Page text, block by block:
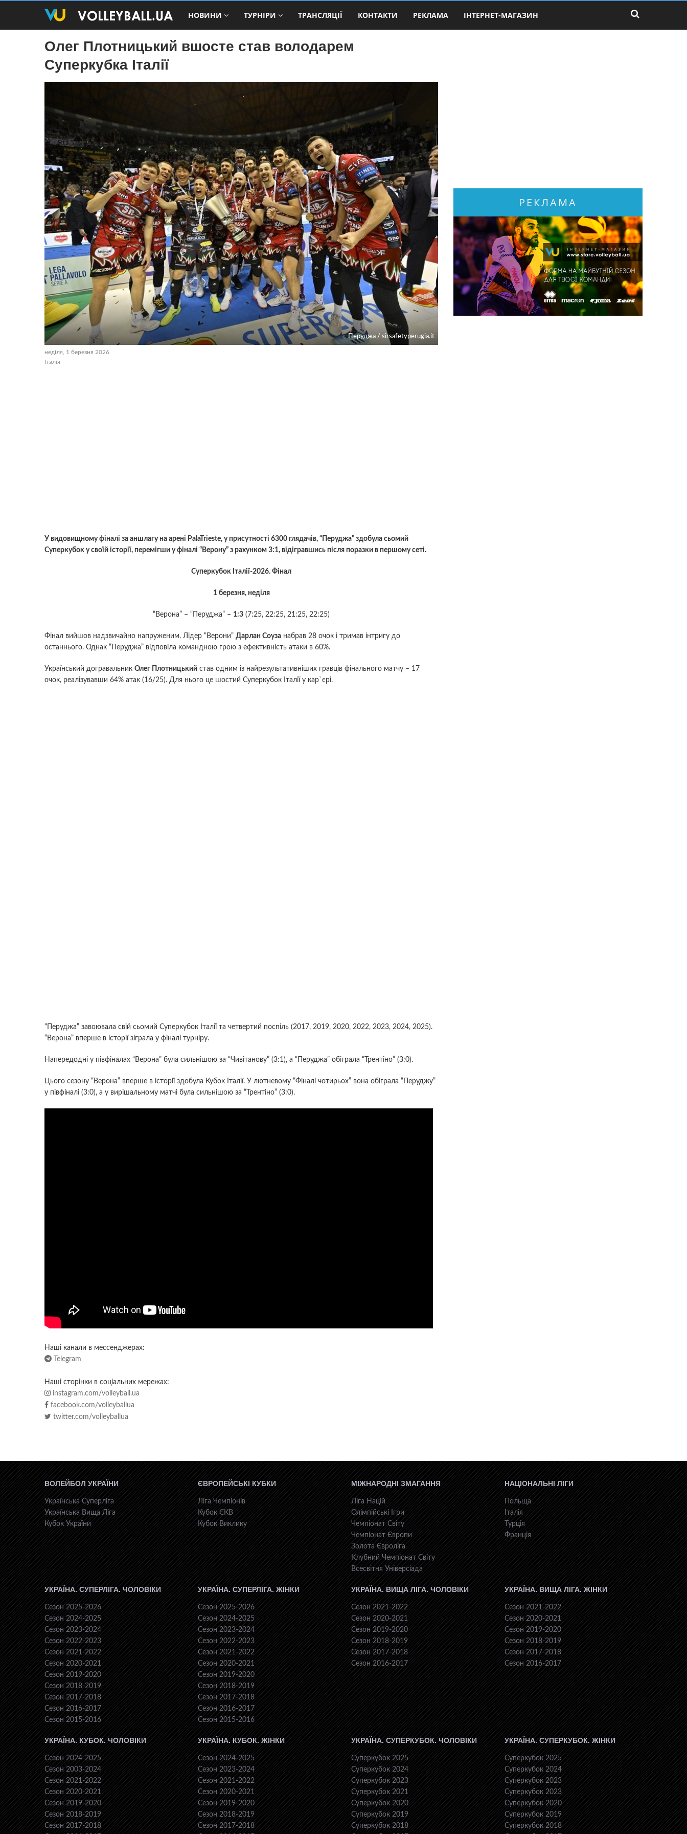
НОВИНИ ТУРНІРИ ТРАНСЛЯЦІЇ КОНТАКТИ РЕКЛАМА ІНТЕРНЕТ-МАГАЗИН
Олег Плотницький вшосте став володарем
Суперкубка Італії
Перуджа / sirsafetyperugia.it
неділя, 1 березня 2026
Італія
У видовищному фіналі за аншлагу на арені PalaTrieste, у присутності 6300 глядачів, “Перуджа” здобула сьомий
Суперкубок у своїй історії, перемігши у фіналі “Верону” з рахунком 3:1, відігравшись після поразки в першому сеті.
Суперкубок Італії-2026. Фінал
1 березня, неділя
“Верона” – “Перуджа” – 1:3 (7:25, 22:25, 21:25, 22:25)
Фінал вийшов надзвичайно напруженим. Лідер “Верони” Дарлан Соуза набрав 28 очок і тримав інтригу до
останнього. Однак “Перуджа” відповіла командною грою з ефективність атаки в 60%.
Український догравальник Олег Плотницький став одним із найрезультативніших гравців фінального матчу – 17
очок, реалізувавши 64% атак (16/25). Для нього це шостий Суперкубок Італії у кар`єрі.
“Перуджа” завоювала свій сьомий Суперкубок Італії та четвертий поспіль (2017, 2019, 2020, 2022, 2023, 2024, 2025).
“Верона” вперше в історії зіграла у фіналі турніру.
Напередодні у півфіналах “Верона” була сильнішою за “Чивітанову” (3:1), а “Перуджа” обіграла “Трентіно” (3:0).
Цього сезону “Верона” вперше в історії здобула Кубок Італії. У лютневому “Фіналі чотирьох” вона обіграла “Перуджу”
у півфіналі (3:0), а у вирішальному матчі була сильнішою за “Трентіно” (3:0).
Наші канали в мессенджерах:
Telegram
Наші сторінки в соціальних мережах:
instagram.com/volleyball.ua
facebook.com/volleyballua
twitter.com/volleyballua
РЕКЛАМА
ВОЛЕЙБОЛ УКРАЇНИ
Українська Суперліга
Українська Вища Ліга
Кубок України
ЄВРОПЕЙСЬКІ КУБКИ
Ліга Чемпіонів
Кубок ЄКВ
Кубок Виклику
МІЖНАРОДНІ ЗМАГАННЯ
Ліга Націй
Олімпійські Ігри
Чемпіонат Світу
Чемпіонат Європи
Золота Євроліга
Клубний Чемпіонат Світу
Всесвiтня Унiверсiaда
НАЦІОНАЛЬНІ ЛІГИ
Польща
Італія
Турція
Франція
УКРАЇНА. СУПЕРЛІГА. ЧОЛОВІКИ
Сезон 2025-2026
Сезон 2024-2025
Сезон 2023-2024
Сезон 2022-2023
Сезон 2021-2022
Сезон 2020-2021
Сезон 2019-2020
Сезон 2018-2019
Сезон 2017-2018
Сезон 2016-2017
Сезон 2015-2016
УКРАЇНА. СУПЕРЛІГА. ЖІНКИ
Сезон 2025-2026
Сезон 2024-2025
Сезон 2023-2024
Сезон 2022-2023
Сезон 2021-2022
Сезон 2020-2021
Сезон 2019-2020
Сезон 2018-2019
Сезон 2017-2018
Сезон 2016-2017
Сезон 2015-2016
УКРАЇНА. ВИЩА ЛІГА. ЧОЛОВІКИ
Сезон 2021-2022
Сезон 2020-2021
Сезон 2019-2020
Сезон 2018-2019
Сезон 2017-2018
Сезон 2016-2017
УКРАЇНА. ВИЩА ЛІГА. ЖІНКИ
Сезон 2021-2022
Сезон 2020-2021
Сезон 2019-2020
Сезон 2018-2019
Сезон 2017-2018
Сезон 2016-2017
УКРАЇНА. КУБОК. ЧОЛОВІКИ
Сезон 2024-2025
Сезон 2003-2024
Сезон 2021-2022
Сезон 2020-2021
Сезон 2019-2020
Сезон 2018-2019
Сезон 2017-2018
УКРАЇНА. КУБОК. ЖІНКИ
Сезон 2024-2025
Сезон 2023-2024
Сезон 2021-2022
Сезон 2020-2021
Сезон 2019-2020
Сезон 2018-2019
Сезон 2017-2018
УКРАЇНА. СУПЕРКУБОК. ЧОЛОВІКИ
Суперкубок 2025
Суперкубок 2024
Суперкубок 2023
Суперкубок 2021
Суперкубок 2020
Суперкубок 2019
Суперкубок 2018
УКРАЇНА. СУПЕРКУБОК. ЖІНКИ
Суперкубок 2025
Суперкубок 2024
Суперкубок 2023
Суперкубок 2023
Суперкубок 2020
Суперкубок 2019
Суперкубок 2018